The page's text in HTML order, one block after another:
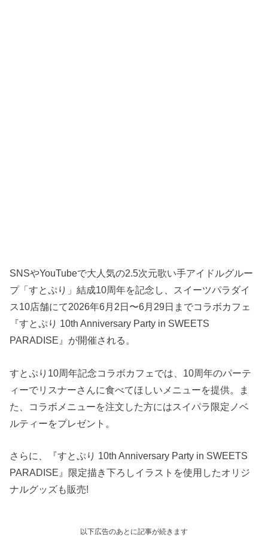
SNSやYouTubeで大人気の2.5次元歌い手アイドルグルー
プ「すとぷり」結成10周年を記念し、スイーツパラダイ
ス10店舗にて2026年6月2日〜6月29日までコラボカフェ
『すとぷり 10th Anniversary Party in SWEETS
PARADISE』が開催される。
すとぷり10周年記念コラボカフェでは、10周年のパーテ
ィーでリスナーさんに食べてほしいメニューを提供。ま
た、コラボメニューを注文した方にはスイパラ限定ノベ
ルティーをプレゼント。
さらに、『すとぷり 10th Anniversary Party in SWEETS
PARADISE』限定描き下ろしイラストを使用したオリジ
ナルグッズも販売!
以下広告のあとに記事が続きます